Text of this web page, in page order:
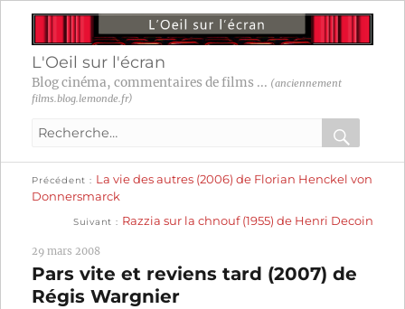
L'Oeil sur l'écran
Blog cinéma, commentaires de films ... (anciennement
films.blog.lemonde.fr)
Recherche
:
OK
Navigation
l’article
Précédent
précédente :
La vie des autres (2006) de Florian Henckel von
Donnersmarck
Suivant
suivante :
Razzia sur la chnouf (1955) de Henri Decoin
29 mars 2008
Pars vite et reviens tard (2007) de
Régis Wargnier